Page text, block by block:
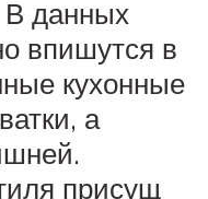
В данных
впишутся в
кухонные
а
присущ